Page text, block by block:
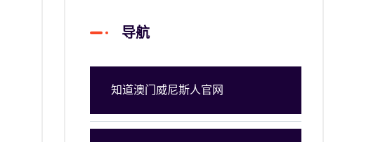
导航
知道澳门威尼斯人官网